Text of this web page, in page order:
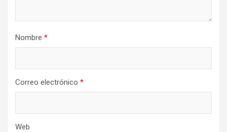
Nombre *
Correo electrónico *
Web